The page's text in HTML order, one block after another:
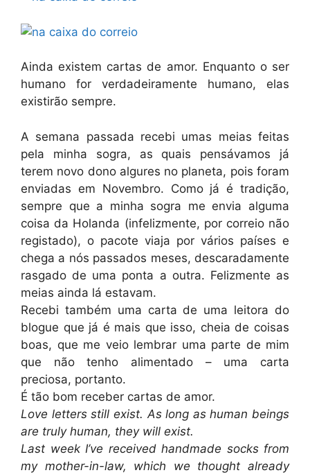
Ainda existem cartas de amor. Enquanto o ser
humano for verdadeiramente humano, elas
existirão sempre.
A semana passada recebi umas meias feitas
pela minha sogra, as quais pensávamos já
terem novo dono algures no planeta, pois foram
enviadas em Novembro. Como já é tradição,
sempre que a minha sogra me envia alguma
coisa da Holanda (infelizmente, por correio não
registado), o pacote viaja por vários países e
chega a nós passados meses, descaradamente
rasgado de uma ponta a outra. Felizmente as
meias ainda lá estavam.
Recebi também uma carta de uma leitora do
blogue que já é mais que isso, cheia de coisas
boas, que me veio lembrar uma parte de mim
que não tenho alimentado – uma carta
preciosa, portanto.
É tão bom receber cartas de amor.
Love letters still exist. As long as human beings
are truly human, they will exist.
Last week I’ve received handmade socks from
my mother-in-law, which we thought already